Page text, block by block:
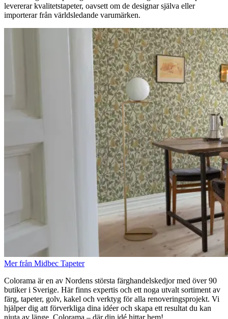
levererar kvalitetstapeter, oavsett om de designar själva eller
importerar från världsledande varumärken.
Mer från Midbec Tapeter
Colorama är en av Nordens största färghandelskedjor med över 90
butiker i Sverige. Här finns expertis och ett noga utvalt sortiment av
färg, tapeter, golv, kakel och verktyg för alla renoveringsprojekt. Vi
hjälper dig att förverkliga dina idéer och skapa ett resultat du kan
njuta av länge. Colorama – där din idé hittar hem!